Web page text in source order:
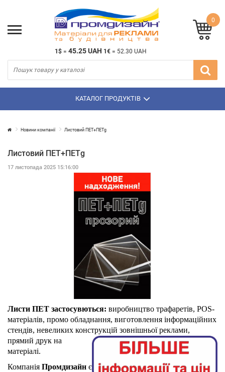
1$ = 45.25 UAH 1€ = 52.30 UAH
0
КАТАЛОГ ПРОДУКТІВ
Новини компанії Листовий ПЕТ+ПЕТg
Листовий ПЕТ+ПЕТg
17 листопада 2025 15:16:00
Листи ПЕТ застосувються: виробництво трафаретів, POS-
матеріалів, промо обладнання, виготовлення інформаційних
стендів, невеликих конструкцій зовнішньої реклами,
прямий друк на
матеріалі.
Компанія Промдизайн є